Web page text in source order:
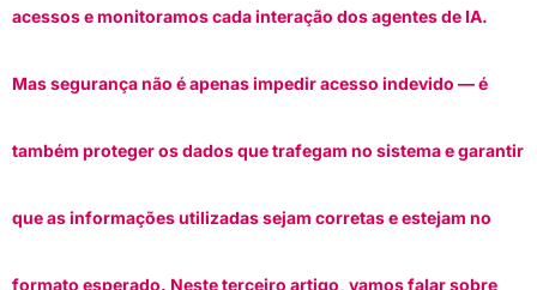
acessos e monitoramos cada interação dos agentes de IA.
Mas segurança não é apenas impedir acesso indevido — é
também proteger os dados que trafegam no sistema e garantir
que as informações utilizadas sejam corretas e estejam no
formato esperado. Neste terceiro artigo, vamos falar sobre